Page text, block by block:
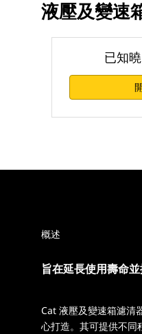
液壓及變速
已知
概述
旨在延長使用壽命
Cat 液壓及變速箱濾清
心打造。其可提供不同